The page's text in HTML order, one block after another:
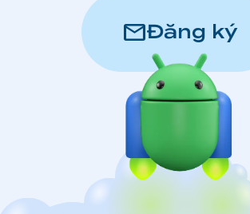
mailĐăng ký